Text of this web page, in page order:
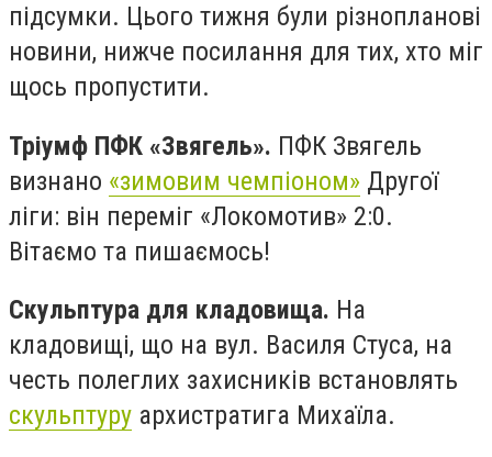
підсумки. Цього тижня були різнопланові
новини, нижче посилання для тих, хто міг
щось пропустити.
Тріумф ПФК «Звягель». ПФК Звягель
визнано «зимовим чемпіоном» Другої
ліги: він переміг «Локомотив» 2:0.
Вітаємо та пишаємось!
Скульптура для кладовища. На
кладовищі, що на вул. Василя Стуса, на
честь полеглих захисників встановлять
скульптуру архистратига Михаїла.